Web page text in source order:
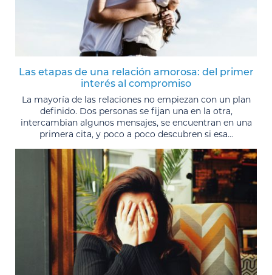
Las etapas de una relación amorosa: del primer
interés al compromiso
La mayoría de las relaciones no empiezan con un plan
definido. Dos personas se fijan una en la otra,
intercambian algunos mensajes, se encuentran en una
primera cita, y poco a poco descubren si esa...